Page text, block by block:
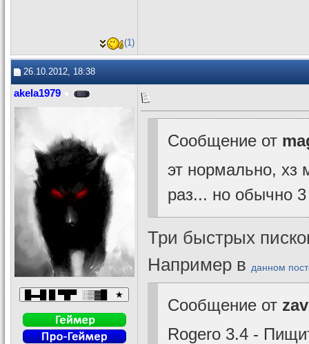
(1)
26.10.2012, 18:38
akela1979
Сообщение от
эт нормально, хз
раз... но обычно
Три быстрых
Например в данном
Сообщение от
Rogero 3.4 -